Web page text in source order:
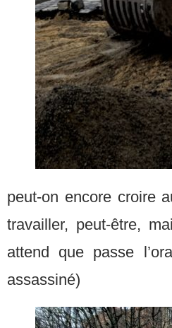
peut-on encore croire
travailler, peut-être,
attend que passe
assassiné)